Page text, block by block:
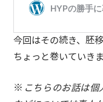
今回はその続き、胚
ちょっと巻いていき
※ こちらのお話は